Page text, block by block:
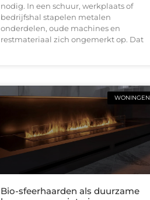
nodig. In een schuur, werkplaats of
bedrijfshal stapelen metalen
onderdelen, oude machines en
restmateriaal zich ongemerkt op. Dat
WONINGEN
Bio-sfeerhaarden als duurzame